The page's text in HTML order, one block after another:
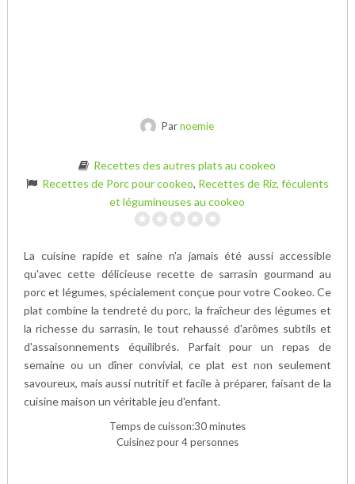
Parnoemie
Recettes des autres plats au cookeo
Recettes de Porc pour cookeo, Recettes de Riz, féculents
et légumineuses au cookeo
La cuisine rapide et saine n'a jamais été aussi accessible
qu'avec cette délicieuse recette de sarrasin gourmand au
porc et légumes, spécialement conçue pour votre Cookeo. Ce
plat combine la tendreté du porc, la fraîcheur des légumes et
la richesse du sarrasin, le tout rehaussé d'arômes subtils et
d'assaisonnements équilibrés. Parfait pour un repas de
semaine ou un dîner convivial, ce plat est non seulement
savoureux, mais aussi nutritif et facile à préparer, faisant de la
cuisine maison un véritable jeu d'enfant.
Temps de cuisson:30 minutes
Cuisinez pour 4 personnes